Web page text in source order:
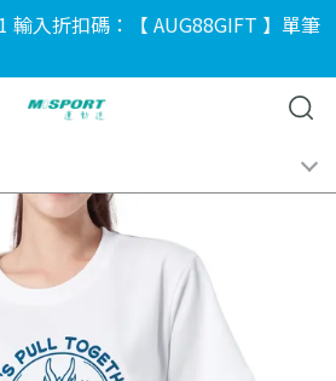
輸入折扣碼：【 AUG88GIFT 】單筆